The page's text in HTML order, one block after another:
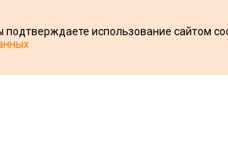
подтверждаете использование сайтом